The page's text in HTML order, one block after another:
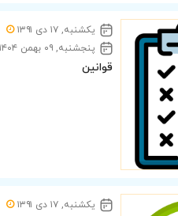
یکشنبه, ۱۷ دی ۱۳۹۱
پنجشنبه, ۰۹ بهمن ۱۴۰۴
قوانین
یکشنبه, ۱۷ دی ۱۳۹۱